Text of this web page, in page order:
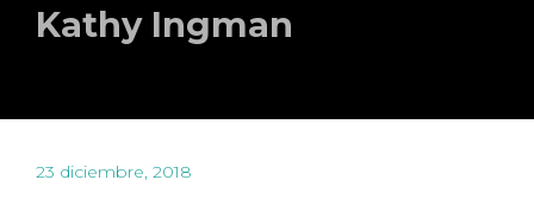
Kathy Ingman
23 diciembre, 2018